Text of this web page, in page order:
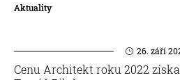
Aktuality
26. září
Cenu Architekt roku 2022